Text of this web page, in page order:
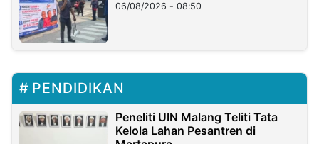
06/08/2026 - 08:50
PENDIDIKAN
Peneliti UIN Malang Teliti Tata
Kelola Lahan Pesantren di